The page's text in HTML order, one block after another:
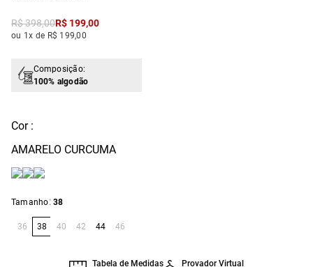
R$398,00R$ 199,00
ou 1x de R$ 199,00
Composição:
100% algodão
Cor :
AMARELO CURCUMA
Tamanho: 38
36 38 40 42 44 46
Provador Virtual
Tabela de Medidas
º calca
º macacão
jeans